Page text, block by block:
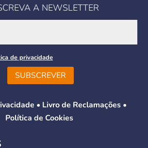
A NEWSLETTER
de privacidade
SUBSCREVER
• Livro de Reclamações•
Política de Cookies